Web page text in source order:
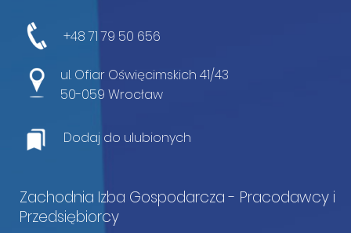
+48 71 79 50 656
ul. Ofiar Oświęcimskich 41/43
50-059 Wrocław
Dodaj do ulubionych
Zachodnia Izba Gospodarcza - Pracodawcy i
Przedsiębiorcy